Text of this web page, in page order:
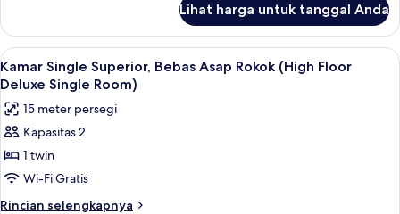
Kamar
Quadruple,
Bebas
Asap
(Wooden
Floor)
Lihat harga untuk tanggal Anda
Lihat
semua
foto
untuk
Kamar
Single
Superior,
Bebas
Kamar Single Superior, Bebas Asap
5
Kamar Single Superior, Bebas Asap Rokok (High Floor
Deluxe Single Room)
15 meter persegi
Kapasitas 2
1 twin
Wi-Fi Gratis
Rincian selengkapnya
Rincian